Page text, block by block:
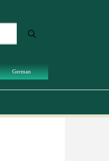
German